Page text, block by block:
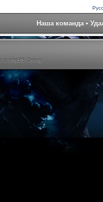
Наша команда•
© phpBB Group